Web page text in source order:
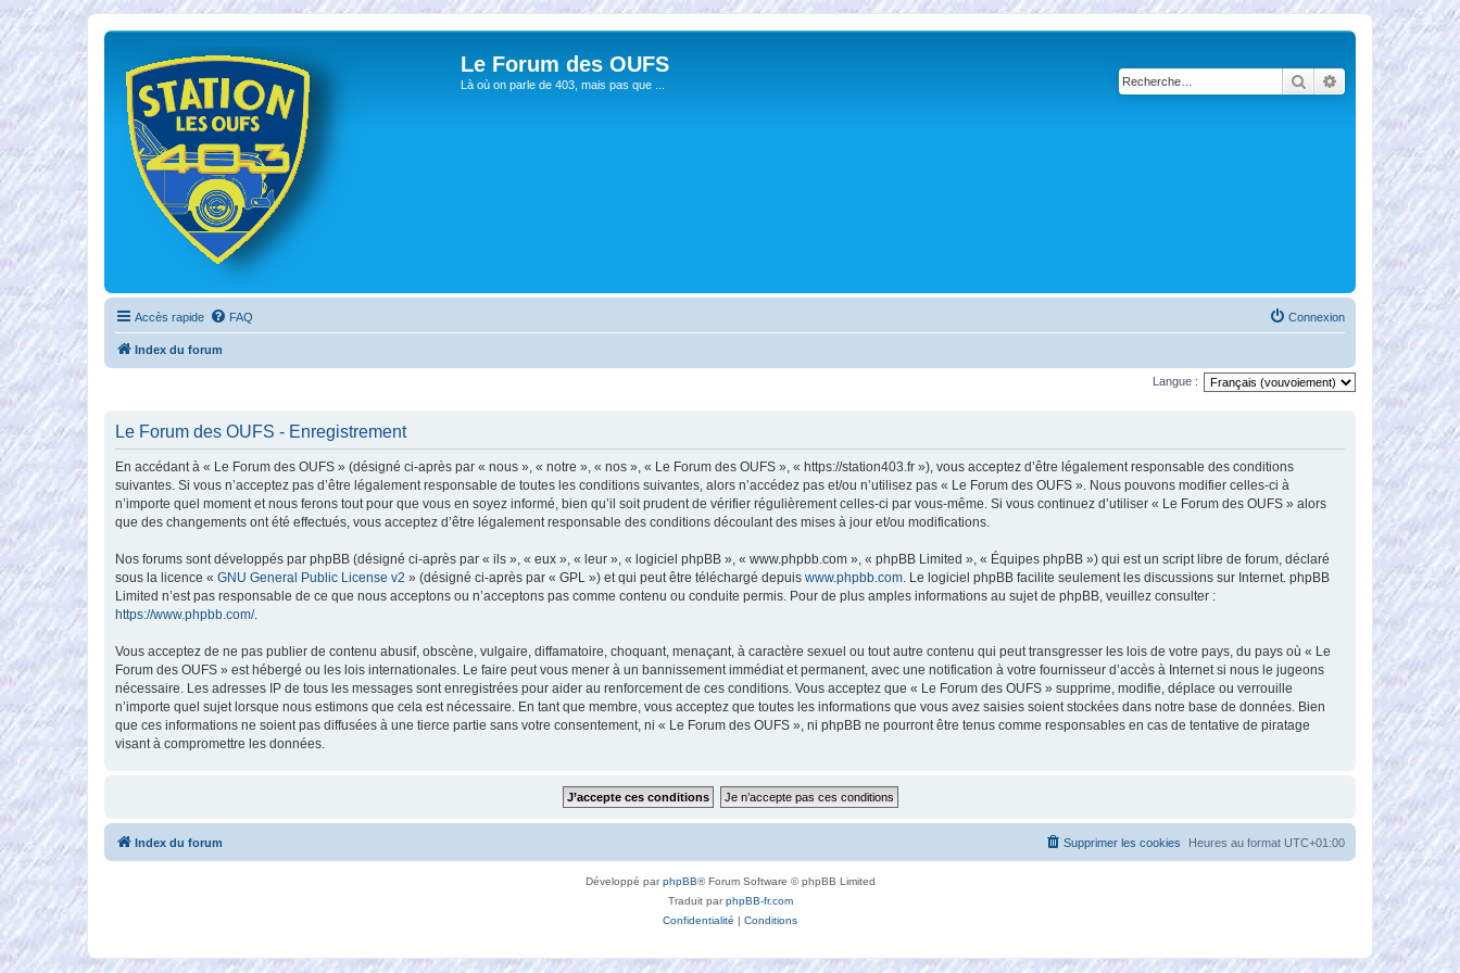
Le Forum des OUFS
Là où on parle de 403, mais pas que ... RechercherRecherche
Accès rapide FAQ Connexion
Index du forum
Langue :
Le Forum des OUFS - Enregistrement
En accédant à « Le Forum des OUFS » (désigné ci-après par « nous », « notre », « nos », « Le Forum des OUFS », « https://station403.fr »), vous acceptez d’être légalement responsable des conditions
suivantes. Si vous n’acceptez pas d’être légalement responsable de toutes les conditions suivantes, alors n’accédez pas et/ou n’utilisez pas « Le Forum des OUFS ». Nous pouvons modifier celles-ci à
n’importe quel moment et nous ferons tout pour que vous en soyez informé, bien qu’il soit prudent de vérifier régulièrement celles-ci par vous-même. Si vous continuez d’utiliser « Le Forum des OUFS » alors
que des changements ont été effectués, vous acceptez d’être légalement responsable des conditions découlant des mises à jour et/ou modifications.
Nos forums sont développés par phpBB (désigné ci-après par « ils », « eux », « leur », « logiciel phpBB », « www.phpbb.com », « phpBB Limited », « Équipes phpBB ») qui est un script libre de forum, déclaré
sous la licence « GNU General Public License v2 » (désigné ci-après par « GPL ») et qui peut être téléchargé depuis www.phpbb.com . Le logiciel phpBB facilite seulement les discussions sur Internet. phpBB
Limited n’est pas responsable de ce que nous acceptons ou n’acceptons pas comme contenu ou conduite permis. Pour de plus amples informations au sujet de phpBB, veuillez consulter :
https://www.phpbb.com/.
Vous acceptez de ne pas publier de contenu abusif, obscène, vulgaire, diffamatoire, choquant, menaçant, à caractère sexuel ou tout autre contenu qui peut transgresser les lois de votre pays, du pays où « Le
Forum des OUFS » est hébergé ou les lois internationales. Le faire peut vous mener à un bannissement immédiat et permanent, avec une notification à votre fournisseur d’accès à Internet si nous le jugeons
nécessaire. Les adresses IP de tous les messages sont enregistrées pour aider au renforcement de ces conditions. Vous acceptez que « Le Forum des OUFS » supprime, modifie, déplace ou verrouille
n’importe quel sujet lorsque nous estimons que cela est nécessaire. En tant que membre, vous acceptez que toutes les informations que vous avez saisies soient stockées dans notre base de données. Bien
que ces informations ne soient pas diffusées à une tierce partie sans votre consentement, ni « Le Forum des OUFS », ni phpBB ne pourront être tenus comme responsables en cas de tentative de piratage
visant à compromettre les données.
Index du forum Heures au format UTC+01:00
Supprimer les cookies
Développé parphpBB® Forum Software © phpBB Limited
Traduit parphpBB-fr.com
Confidentialité | Conditions